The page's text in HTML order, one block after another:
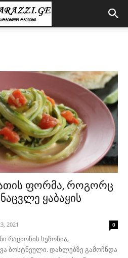
ფორმა, როგორც
ყაბაყის
2021 0
რაციონის სეზონია,
ბოსტნეული. დახლებზე გამოჩნდა